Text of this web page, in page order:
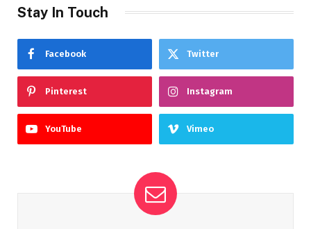
Stay In Touch
Facebook Twitter
Pinterest Instagram
YouTube Vimeo